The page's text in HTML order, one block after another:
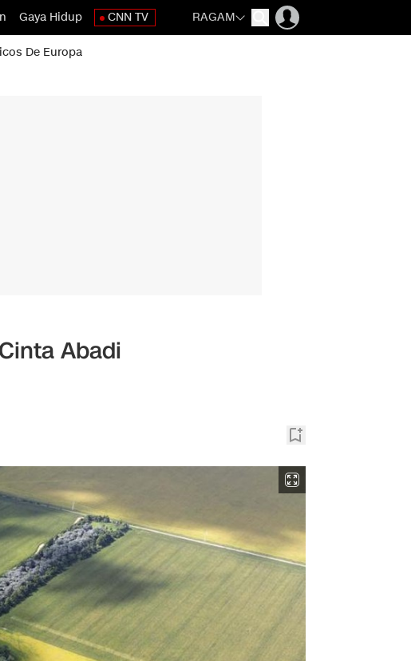
Gaya Hidup CNN TV RAGAM
De Europa
Abadi